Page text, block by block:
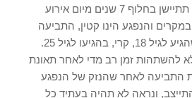
לנפגע בתאונת הדרכים תתיישן בחלוף 7 שנים מיום אירוע
והנפגע הינו קטין, התביעה
תתיישן 7 שנים לאחר שהגיע לגיל 18, קרי, בהגיעו לגיל 25.
להשתהות זמן רב מדי לאחר תאונת
התביעה לאחר שהנזק של הנפגע
ונראה לא תהיה בעתיד כל